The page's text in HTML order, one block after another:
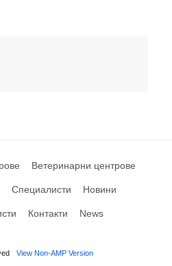
Ветеринарни центрове
Специалисти Новини
Контакти News
View Non-AMP Version